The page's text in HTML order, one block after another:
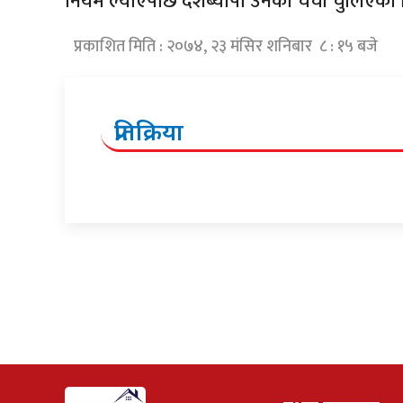
प्रकाशित मिति : २०७४, २३ मंसिर शनिबार ८ : १५ बजे
प्रतिक्रिया